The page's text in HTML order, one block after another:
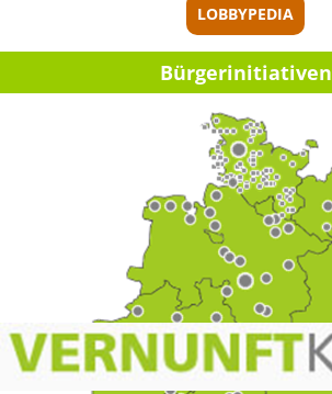
LOBBYPEDIA
Bürger­initia­ti­ven